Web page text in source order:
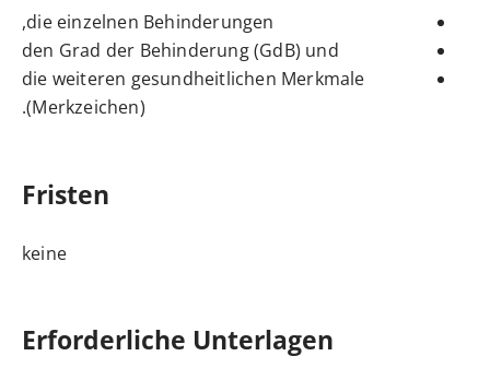
die einzelnen Behinderungen,
den Grad der Behinderung (GdB) und
die weiteren gesundheitlichen Merkmale
(Merkzeichen).
Fristen
keine
Erforderliche Unterlagen